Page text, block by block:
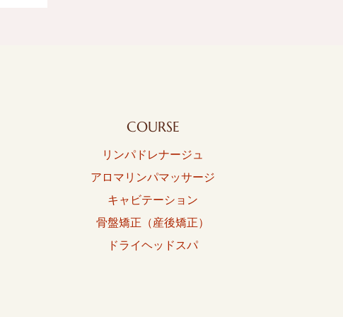
COURSE
リンパドレナージュ
アロマリンパマッサージ
キャビテーション
骨盤矯正（産後矯正）
ドライヘッドスパ